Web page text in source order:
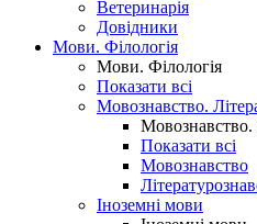
Ветеринарія
Довідники
Мови. Філологія
Мови. Філологія
Показати всі
Мовознавство.
Мовознавство.
Показати всі
Мовознавство
Іноземні мови